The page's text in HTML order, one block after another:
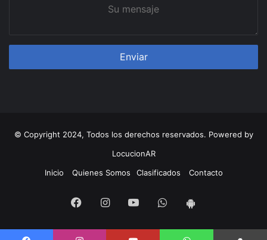
© Copyright 2024, Todos los derechos reservados. Powered by
LocucionAR
Inicio
Quienes Somos Clasificados Contacto
FacebookInstagramYoutubeWhatsapp
Android